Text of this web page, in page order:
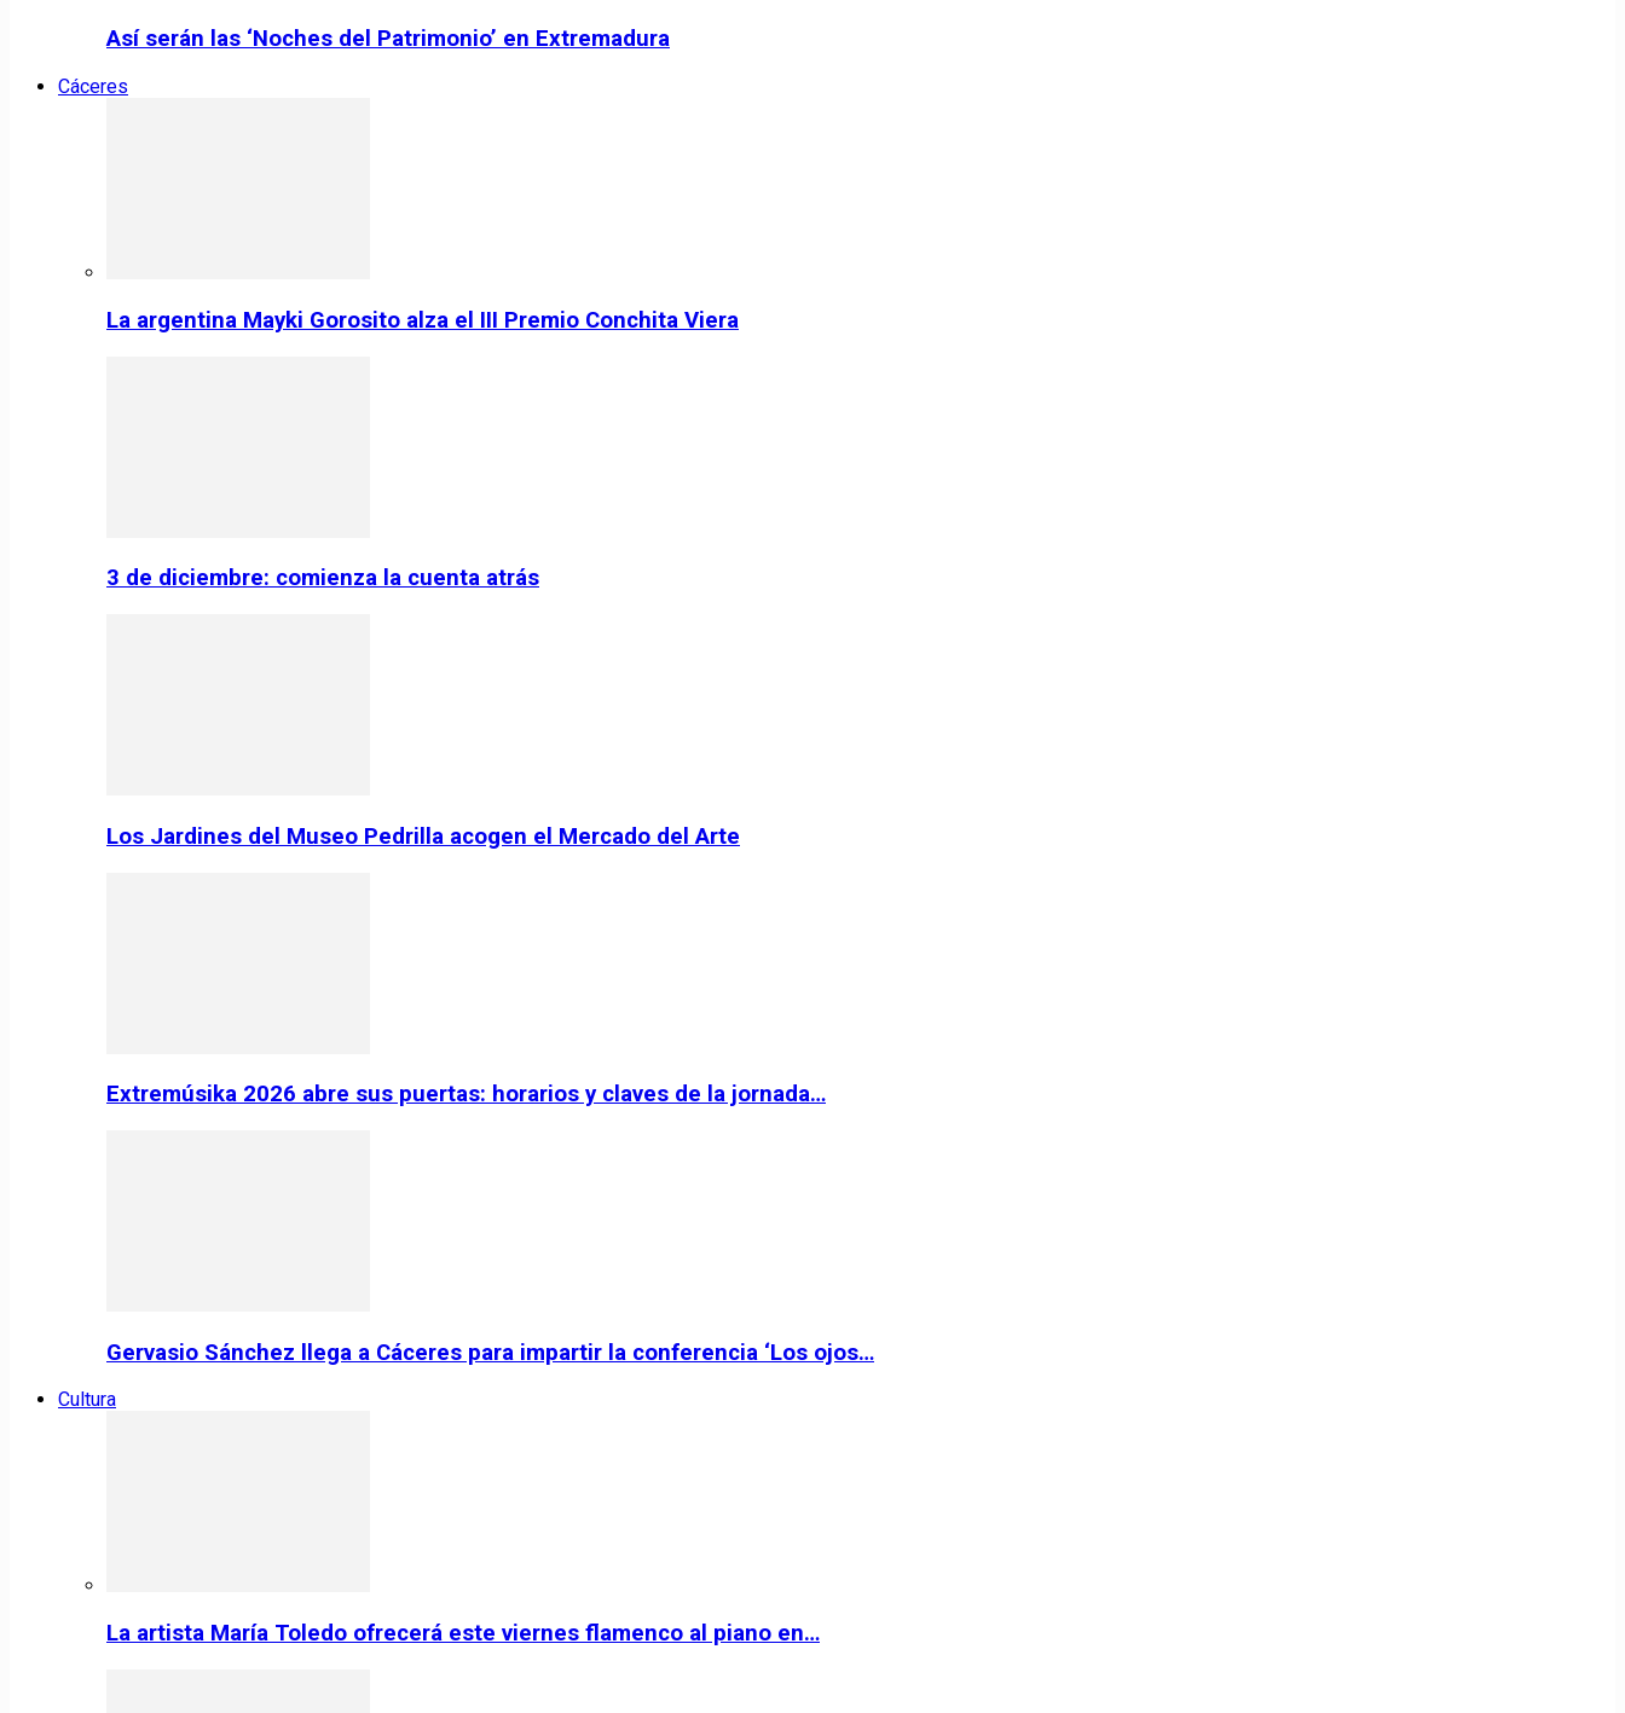
Así serán las ‘Noches del Patrimonio’ en Extremadura
Cáceres
La argentina Mayki Gorosito alza el III Premio Conchita Viera
3 de diciembre: comienza la cuenta atrás
Los Jardines del Museo Pedrilla acogen el Mercado del Arte
Extremúsika 2026 abre sus puertas: horarios y claves de la jornada…
Gervasio Sánchez llega a Cáceres para impartir la conferencia ‘Los ojos…
Cultura
La artista María Toledo ofrecerá este viernes flamenco al piano en…